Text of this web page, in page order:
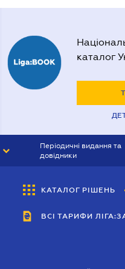
каталог
Періодичні видання та
довідники
БУХГАЛТЕР&ЗАКОН
ВІСНИК МСФЗ
КАТАЛОГ РІШЕНЬ
ВСІ ТАРИФИ